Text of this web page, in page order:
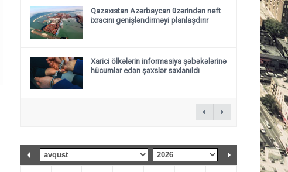
Qazaxıstan Azərbaycan üzərindən neft
ixracını genişləndirməyi planlaşdırır
Xarici ölkələrin informasiya şəbəkələrinə
hücumlar edən şəxslər saxlanıldı